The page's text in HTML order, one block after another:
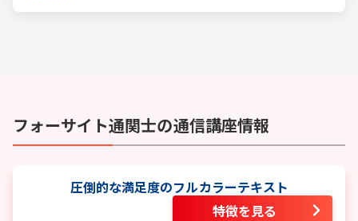
フォーサイト通関士の通信講座情報
圧倒的な満足度のフルカラーテキスト
特徴を見る